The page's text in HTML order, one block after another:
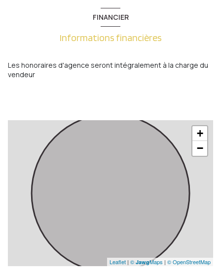
FINANCIER
Informations financières
Les honoraires d'agence seront intégralement à la charge du
vendeur
+
−
Leaflet | © JawgMaps | © OpenStreetMap